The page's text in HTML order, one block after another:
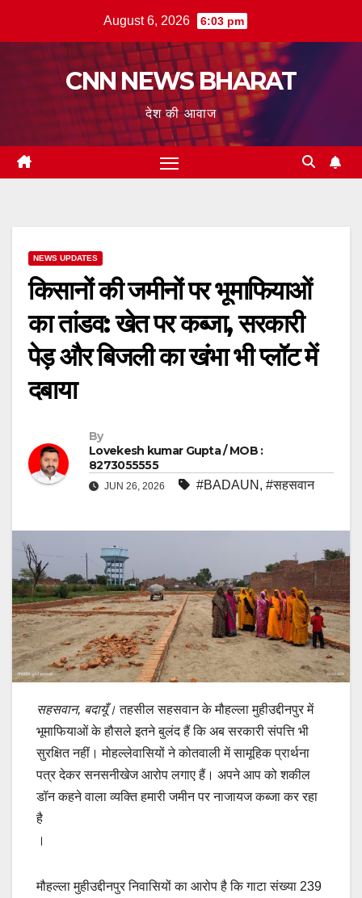
August 6, 2026 6:03 pm
CNN NEWS BHARAT
देश की आवाज
NEWS UPDATES
किसानों की जमीनों पर भूमाफियाओं
का तांडव: खेत पर कब्जा, सरकारी
पेड़ और बिजली का खंभा भी प्लॉट में
दबाया
By
Lovekesh kumar Gupta / MOB :
8273055555
JUN 26, 2026 #BADAUN , #सहसवान
सहसवान, बदायूँ। तहसील सहसवान के मौहल्ला मुहीउद्दीनपुर में
भूमाफियाओं के हौसले इतने बुलंद हैं कि अब सरकारी संपत्ति भी
सुरक्षित नहीं। मोहल्लेवासियों ने कोतवाली में सामूहिक प्रार्थना
पत्र देकर सनसनीखेज आरोप लगाए हैं। अपने आप को शकील
डॉन कहने वाला व्यक्ति हमारी जमीन पर नाजायज कब्जा कर रहा
है
।
मौहल्ला मुहीउद्दीनपुर निवासियों का आरोप है कि गाटा संख्या 239